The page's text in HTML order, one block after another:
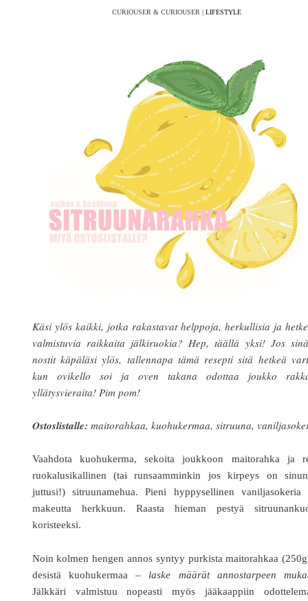
CURIOUSER & CURIOUSER | LIFESTYLE
Käsi ylös kaikki, jotka rakastavat helppoja, herkullisia ja
valmistuvia raikkaita jälkiruokia? Hep, täällä yksi! Jos
nostit käpäläsi ylös, tallennapa tämä resepti sitä hetkeä
kun ovikello soi ja oven takana odottaa joukko
yllätysvieraita! Pim pom!
Ostoslistalle: maitorahkaa, kuohukermaa, sitruuna,
Vaahdota kuohukerma, sekoita joukkoon maitorahka ja
ruokalusikallinen (tai runsaamminkin jos kirpeys on
juttusi!) sitruunamehua. Pieni hyppysellinen vaniljasokeria
makeutta herkkuun. Raasta hieman pestyä
koristeeksi.
Noin kolmen hengen annos syntyy purkista maitorahkaa
desistä kuohukermaa – laske määrät annostarpeen
Jälkkäri valmistuu nopeasti myös jääkaappiin